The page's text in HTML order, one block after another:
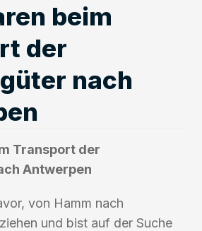
beim
der
nach
Transport der
Antwerpen
von Hamm nach
und bist auf der Suche